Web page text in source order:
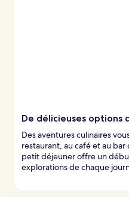
De délicieuses options
Des aventures culinaires
restaurant, au café et au
petit déjeuner offre un
explorations de chaque